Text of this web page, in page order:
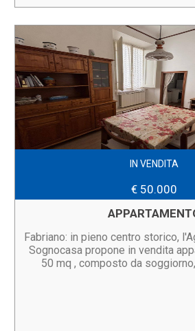
IN VENDITA
€ 50.000
Fabriano: in pieno centro storico,
Sognocasa propone in vendita
50 mq , composto da